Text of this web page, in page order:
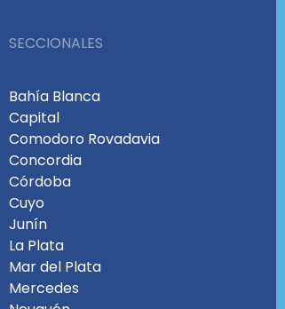
SECCIONALES
Bahía Blanca
Capital
Comodoro Rovadavia
Concordia
Córdoba
Cuyo
Junín
La Plata
Mar del Plata
Mercedes